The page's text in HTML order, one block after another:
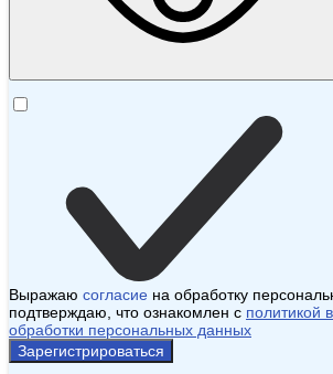
Выражаю согласие на обработку
подтверждаю, что ознакомлен с политикой
обработки персональных данных
Зарегистрироваться